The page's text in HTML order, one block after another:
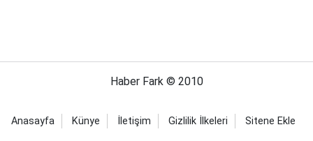
Haber Fark © 2010
Anasayfa Künye İletişim Gizlilik İlkeleri Sitene Ekle